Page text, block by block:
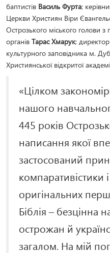
баптистів Василь Фурта;
Церкви Християн Віри
Острозького міського голови з
органів Тарас Хмарук;
культурного заповідника м.
Християнської відкритої
«Цілком
нашого
445 років
написання якої
застосований
компаративістики
оригінальних
Біблія – безцінна
острожан й
загалом. На мій